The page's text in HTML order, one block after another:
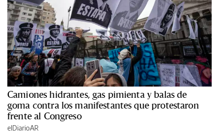
Camiones hidrantes, gas pimienta y balas de
goma contra los manifestantes que protestaron
frente al Congreso
elDiarioAR